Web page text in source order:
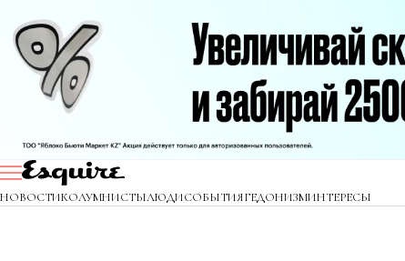
НОВОСТИКОЛУМНИСТЫЛЮДИСОБЫТИЯГЕДОНИЗМИНТЕРЕСЫ